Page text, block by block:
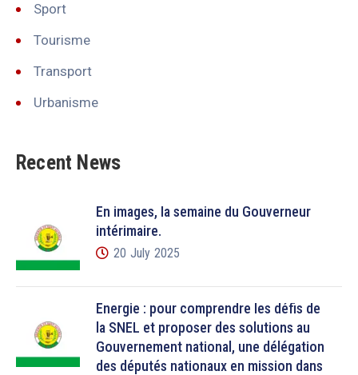
Sport
Tourisme
Transport
Urbanisme
Recent News
En images, la semaine du Gouverneur
intérimaire.
20 July 2025
Énergie : pour comprendre les défis de
la SNEL et proposer des solutions au
Gouvernement national, une délégation
des députés nationaux en mission dans